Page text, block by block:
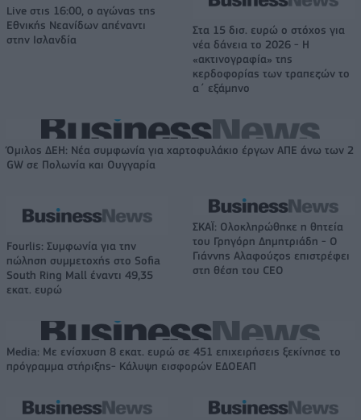
Live στις 16:00, ο αγώνας της
Εθνικής Νεανίδων απέναντι
στην Ισλανδία
Στα 15 δισ. ευρώ ο στόχος για
νέα δάνεια το 2026 - Η
«ακτινογραφία» της
κερδοφορίας των τραπεζών το
α΄ εξάμηνο
Όμιλος ΔΕΗ: Νέα συμφωνία για χαρτοφυλάκιο έργων ΑΠΕ άνω των 2
GW σε Πολωνία και Ουγγαρία
Fourlis: Συμφωνία για την
πώληση συμμετοχής στο Sofia
South Ring Mall έναντι 49,35
εκατ. ευρώ
ΣΚΑΪ: Ολοκληρώθηκε η θητεία
του Γρηγόρη Δημητριάδη - Ο
Γιάννης Αλαφούζος επιστρέφει
στη θέση του CEO
Media: Με ενίσχυση 8 εκατ. ευρώ σε 451 επιχειρήσεις ξεκίνησε το
πρόγραμμα στήριξης- Κάλυψη εισφορών ΕΔΟΕΑΠ